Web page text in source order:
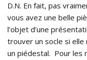
D.N. En fait, pas
vous avez une belle
l’objet d’une
trouver un socle si
un piédestal. Pour les